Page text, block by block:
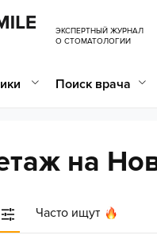
ЭКСПЕРТНЫЙ ЖУРНАЛ
О СТОМАТОЛОГИИ
Поиск врача
на
Часто ищут